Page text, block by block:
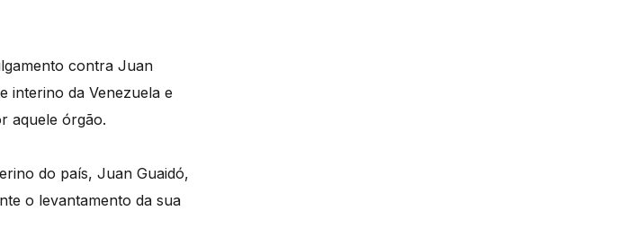
contra Juan
interino da Venezuela e
aquele órgão.
do país, Juan Guaidó,
o levantamento da sua